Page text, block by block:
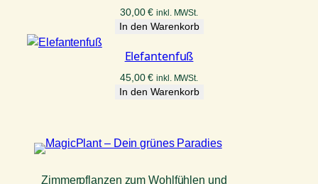
30,00€ inkl. MWSt.
In den Warenkorb
Elefantenfuß
45,00€ inkl. MWSt.
In den Warenkorb
Zimmerpflanzen zum Wohlfühlen und